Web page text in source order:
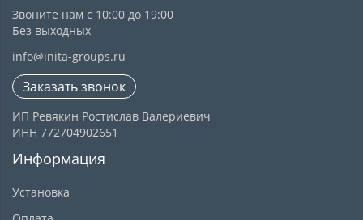
Звоните нам с 10:00 до 19:00
Без выходных
info@inita-groups.ru
Заказать звонок
ИП Ревякин Ростислав Валериевич
ИНН 772704902651
Информация
Установка